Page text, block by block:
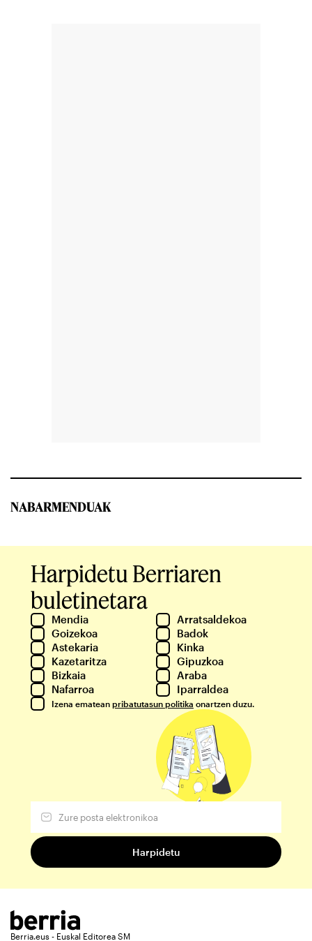
NABARMENDUAK
Harpidetu Berriaren
buletinetara
Mendia
Arratsaldekoa
Goizekoa
Badok
Astekaria
Kinka
Kazetaritza
Gipuzkoa
Bizkaia
Araba
Nafarroa
Iparraldea
Izena ematean pribatutasun politika onartzen duzu.
Berria.eus - Euskal Editorea SM